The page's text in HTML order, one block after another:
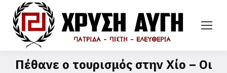
Πέθανε ο τουρισμός στην Χίο – Οι